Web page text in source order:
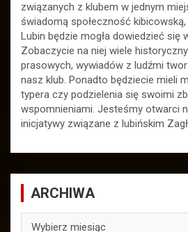
związanych z klubem w jednym
świadomą społeczność
Lubin będzie mogła dowiedzieć się
Zobaczycie na niej wiele
prasowych, wywiadów z ludźmi
nasz klub. Ponadto będziecie mieli
typera czy podzielenia się swoimi
wspomnieniami. Jesteśmy otwarci
inicjatywy związane z lubińskim
ARCHIWA